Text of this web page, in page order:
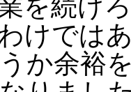
を続け
けでは
か余裕